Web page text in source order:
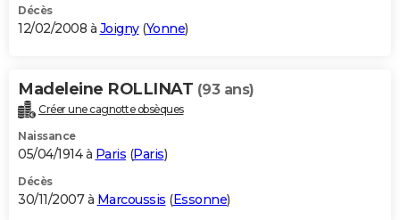
Décès
12/02/2008 à Joigny(Yonne)
Madeleine ROLLINAT (93 ans)
Créer une cagnotte obsèques
Naissance
05/04/1914 à Paris (Paris)
Décès
30/11/2007 à Marcoussis (Essonne)